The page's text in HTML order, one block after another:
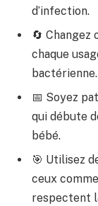
d’infection.
🔄 Changez
chaque
bactérienne.
📅 Soyez
qui débute
bébé.
🎯 Utilisez
ceux
respectent